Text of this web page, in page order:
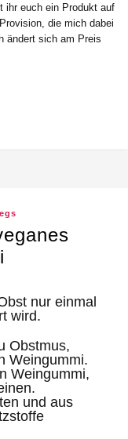
ihr euch ein Produkt auf
die mich dabei
ändert sich am Preis
nur einmal
wird.
Obstmus,
Weingummi.
Weingummi,
und aus